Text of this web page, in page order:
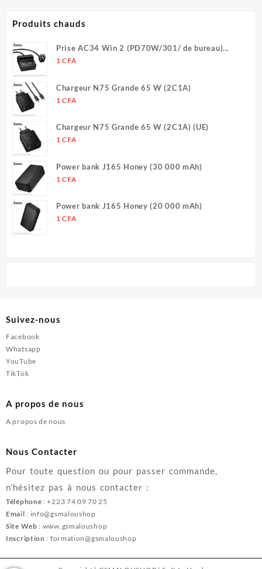
Produits chauds
Prise AC34 Win 2 (PD70W/301/ de bureau)
(UE/Allemagne) (L = 1,5 m)
1CFA
Chargeur N75 Grande 65 W (2C1A)
1CFA
Chargeur N75 Grande 65 W (2C1A) (UE)
1CFA
Power bank J165 Honey (30 000 mAh)
1CFA
Power bank J165 Honey (20 000 mAh)
1CFA
Suivez-nous
Facebook
Whatsapp
YouTube
TikTok
A propos de nous
A propos de nous
Nous Contacter
Pour toute question ou pour passer commande,
n’hésitez pas à nous contacter :
Téléphone : +223 74 09 70 25
Email : info@gsmaloushop
Site Web : www.gsmaloushop
Inscription : formation@gsmaloushop